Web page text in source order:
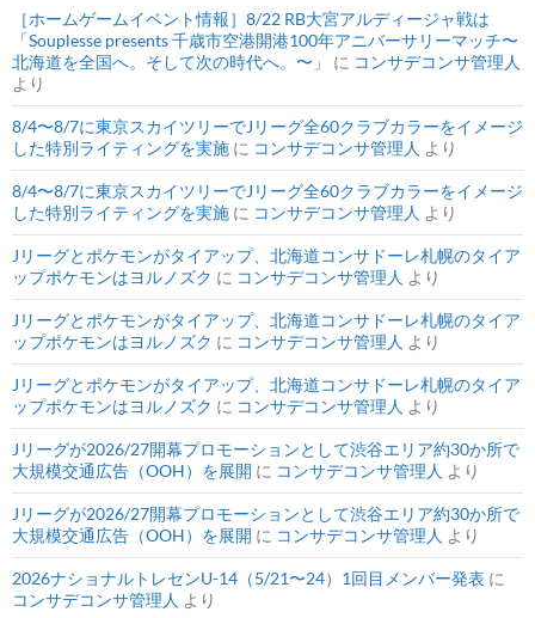
［ホームゲームイベント情報］8/22 RB大宮アルディージャ戦は
「Souplesse presents 千歳市空港開港100年アニバーサリーマッチ〜
北海道を全国へ。そして次の時代へ。〜」
に コンサデコンサ管理人
より
8/4〜8/7に東京スカイツリーでJリーグ全60クラブカラーをイメージ
した特別ライティングを実施 に コンサデコンサ管理人 より
8/4〜8/7に東京スカイツリーでJリーグ全60クラブカラーをイメージ
した特別ライティングを実施 に コンサデコンサ管理人 より
Jリーグとポケモンがタイアップ、北海道コンサドーレ札幌のタイア
ップポケモンはヨルノズク に コンサデコンサ管理人 より
Jリーグとポケモンがタイアップ、北海道コンサドーレ札幌のタイア
ップポケモンはヨルノズク に コンサデコンサ管理人 より
Jリーグとポケモンがタイアップ、北海道コンサドーレ札幌のタイア
ップポケモンはヨルノズク に コンサデコンサ管理人 より
Jリーグが2026/27開幕プロモーションとして渋谷エリア約30か所で
大規模交通広告（OOH）を展開 に コンサデコンサ管理人 より
Jリーグが2026/27開幕プロモーションとして渋谷エリア約30か所で
大規模交通広告（OOH）を展開 に コンサデコンサ管理人 より
2026ナショナルトレセンU-14（5/21〜24）1回目メンバー発表 に
コンサデコンサ管理人 より